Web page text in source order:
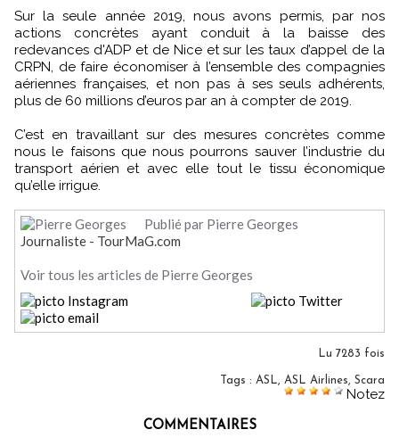
Sur la seule année 2019, nous avons permis, par nos
actions concrètes ayant conduit à la baisse des
redevances d'ADP et de Nice et sur les taux d’appel de la
CRPN, de faire économiser à l’ensemble des compagnies
aériennes françaises, et non pas à ses seuls adhérents,
plus de 60 millions d’euros par an à compter de 2019.
C’est en travaillant sur des mesures concrètes comme
nous le faisons que nous pourrons sauver l’industrie du
transport aérien et avec elle tout le tissu économique
qu’elle irrigue.
Publié par Pierre Georges
Journaliste - TourMaG.com
Voir tous les articles de Pierre Georges
Lu 7283 fois
Tags : ASL, ASL Airlines, Scara
Notez
COMMENTAIRES